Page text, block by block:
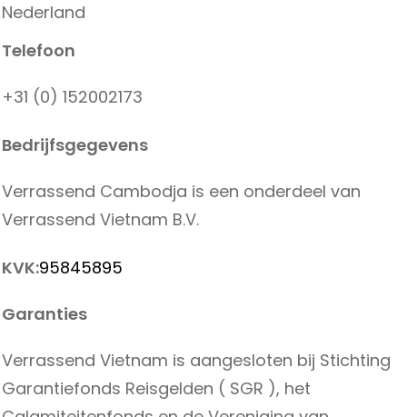
Nederland
Telefoon
+31 (0) 152002173
Bedrijfsgegevens
Verrassend Cambodja is een onderdeel van
Verrassend Vietnam B.V.
KVK:95845895
Garanties
Verrassend Vietnam is aangesloten bij Stichting
Garantiefonds Reisgelden ( SGR ), het